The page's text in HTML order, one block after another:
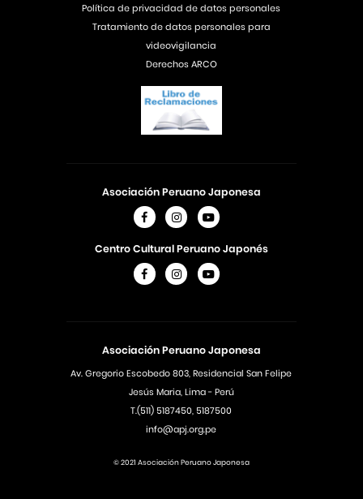
Asociación Peruano Japonesa
Av. Gregorio Escobedo 803, Residencial San Felipe
Jesús Maria, Lima - Perú
T.(511) 5187450, 5187500
info@apj.org.pe
Asociación Peruano Japonesa
Centro Cultural Peruano Japonés
Política de privacidad de datos personales
Tratamiento de datos personales para
videovigilancia
Derechos ARCO
© 2021 Asociación Peruano Japonesa